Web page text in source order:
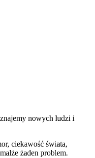
nowych ludzi i
ciekawość świata,
żaden problem.